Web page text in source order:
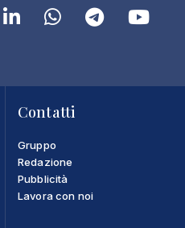
Contatti
Gruppo
Redazione
Pubblicità
Lavora con noi